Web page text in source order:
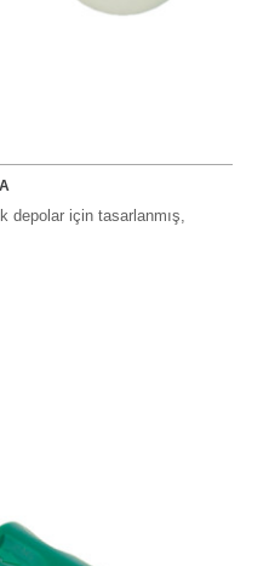
depolar için tasarlanmış,